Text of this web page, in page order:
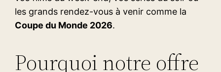
les grands rendez-vous à venir comme la
Coupe du Monde 2026.
Pourquoi notre offre